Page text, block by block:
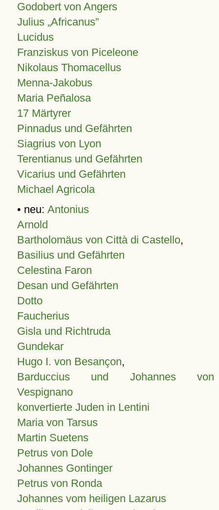
Godobert von Angers
Julius Africanus
Lucidus
Franziskus von Piceleone
Nikolaus Thomacellus
Menna-Jakobus
Maria Peñalosa
17 Märtyrer
Pinnadus und Gefährten
Siagrius von Lyon
Terentianus und Gefährten
Vicarius und Gefährten
Michael Agricola
• neu: Antonius
Arnold
Bartholomäus von Città di Castello,
Basilius und Gefährten
Celestina Faron
Desan und Gefährten
Dotto
Faucherius
Gisla und Richtruda
Gundekar
Hugo I. von Besançon,
Barduccius und Johannes von
Vespignano
konvertierte Juden in Lentini
Maria von Tarsus
Martin Suetens
Petrus von Dole
Johannes Gontinger
Petrus von Ronda
Johannes vom heiligen Lazarus